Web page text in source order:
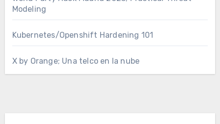
Modeling
Kubernetes/Openshift Hardening 101
X by Orange; Una telco en la nube